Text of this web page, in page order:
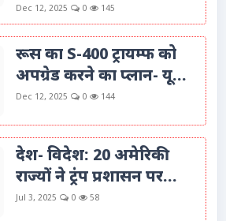
Dec 12, 2025 0 145
रूस का S-400 ट्रायम्फ को
अपग्रेड करने का प्लान- यू...
Dec 12, 2025 0 144
देश- विदेश: 20 अमेरिकी
राज्यों ने ट्रंप प्रशासन पर...
Jul 3, 2025 0 58